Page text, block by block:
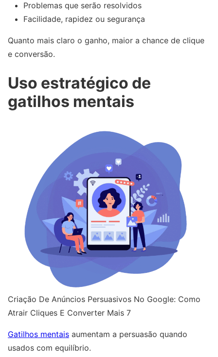
Problemas que serão resolvidos
Facilidade, rapidez ou segurança
Quanto mais claro o ganho, maior a chance de clique
e conversão.
Uso estratégico de
gatilhos mentais
Criação De Anúncios Persuasivos No Google: Como
Atrair Cliques E Converter Mais 7
Gatilhos mentais aumentam a persuasão quando
usados com equilíbrio.